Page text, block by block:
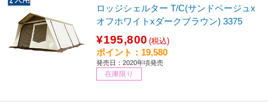
ロッジシェルター T/C(サンドベージュx
オフホワイトxダークブラウン) 3375
¥195,800 (税込)
ポイント：19,580
発売日：2020年頃発売
在庫限り